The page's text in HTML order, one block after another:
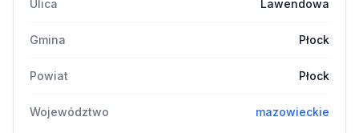
Ulica Lawendowa
Gmina Płock
Powiat Płock
Województwo mazowieckie